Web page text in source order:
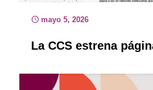
mayo 5, 2026
La CCS estrena